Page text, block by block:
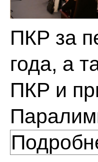
ПКР за
года, а
ПКР и